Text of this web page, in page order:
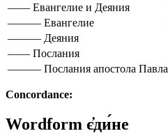
—— Евангелие и Деяния
——— Евангелие
——— Деяния
—— Послания
——— Послания апостола Павла
Concordance:
Wordform є҆ди́не